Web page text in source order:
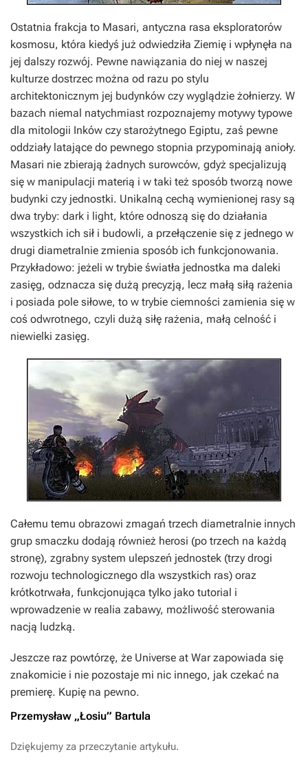
Ostatnia frakcja to Masari, antyczna rasa eksploratorów
kosmosu, która kiedyś już odwiedziła Ziemię i wpłynęła na
jej dalszy rozwój. Pewne nawiązania do niej w naszej
kulturze dostrzec można od razu po stylu
architektonicznym jej budynków czy wyglądzie żołnierzy. W
bazach niemal natychmiast rozpoznajemy motywy typowe
dla mitologii Inków czy starożytnego Egiptu, zaś pewne
oddziały latające do pewnego stopnia przypominają anioły.
Masari nie zbierają żadnych surowców, gdyż specjalizują
się w manipulacji materią i w taki też sposób tworzą nowe
budynki czy jednostki. Unikalną cechą wymienionej rasy są
dwa tryby: dark i light, które odnoszą się do działania
wszystkich ich sił i budowli, a przełączenie się z jednego w
drugi diametralnie zmienia sposób ich funkcjonowania.
Przykładowo: jeżeli w trybie światła jednostka ma daleki
zasięg, odznacza się dużą precyzją, lecz małą siłą rażenia
i posiada pole siłowe, to w trybie ciemności zamienia się w
coś odwrotnego, czyli dużą siłę rażenia, małą celność i
niewielki zasięg.
Całemu temu obrazowi zmagań trzech diametralnie innych
grup smaczku dodają również herosi (po trzech na każdą
stronę), zgrabny system ulepszeń jednostek (trzy drogi
rozwoju technologicznego dla wszystkich ras) oraz
krótkotrwała, funkcjonująca tylko jako tutorial i
wprowadzenie w realia zabawy, możliwość sterowania
nacją ludzką.
Jeszcze raz powtórzę, że Universe at Warzapowiada się
znakomicie i nie pozostaje mi nic innego, jak czekać na
premierę. Kupię na pewno.
Przemysław „Łosiu” Bartula
Dziękujemy za przeczytanie artykułu.